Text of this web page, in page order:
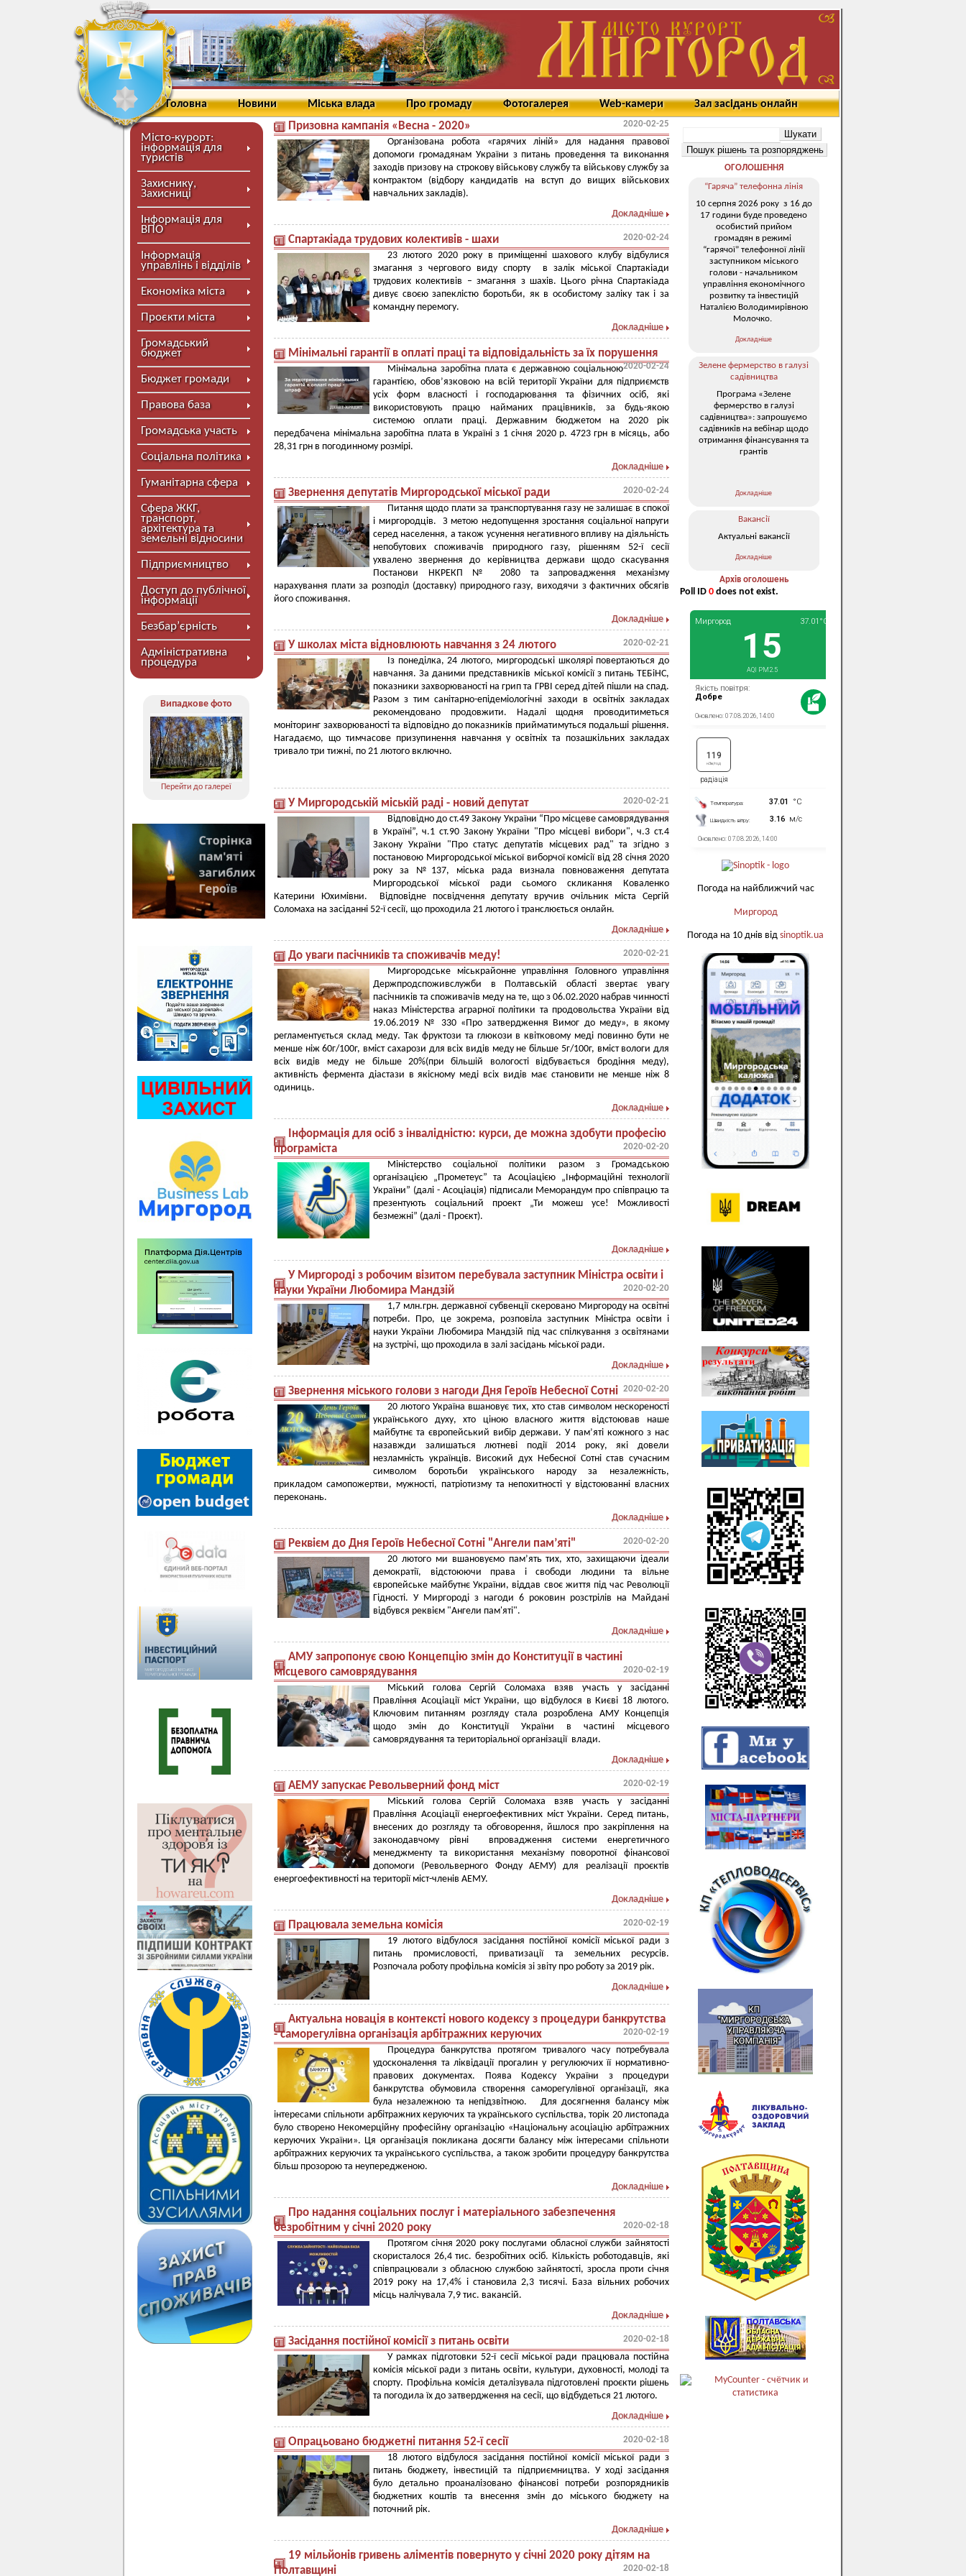
Головна Новини Міська влада Про громаду Фотогалерея Web-камери Зал засідань онлайн
Місто-курорт:
інформація для
туристів
Захиснику,
Захисниці
Інформація для
ВПО
Інформація
управлінь і відділів
Економіка міста
Проєкти міста
Громадський
бюджет
Бюджет громади
Правова база
Громадська участь
Соціальна політика
Гуманітарна сфера
Сфера ЖКГ,
транспорт,
архітектура та
земельні відносини
Підприємництво
Доступ до публічної
інформації
Безбар’єрність
Адміністративна
процедура
Випадкове фото
Перейти до галереї
Призовна кампанія «Весна - 2020» 2020-02-25
Організована робота «гарячих ліній» для надання правової
допомоги громадянам України з питань проведення та виконання
заходів призову на строкову військову службу та військову службу за
контрактом (відбору кандидатів на вступ до вищих військових
навчальних закладів).
Докладніше
Спартакіада трудових колективів - шахи 2020-02-24
23 лютого 2020 року в приміщенні шахового клубу відбулися
змагання з чергового виду спорту в залік міської Спартакіади
трудових колективів – змагання з шахів. Цього річна Спартакіада
дивує своєю запеклістю боротьби, як в особистому заліку так і за
командну перемогу.
Докладніше
Мінімальні гарантії в оплаті праці та відповідальність за їх порушення
2020-02-24
Мінімальна заробітна плата є державною соціальною
гарантією, обов’язковою на всій території України для підприємств
усіх форм власності і господарювання та фізичних осіб, які
використовують працю найманих працівників, за будь-якою
системою оплати праці. Державним бюджетом на 2020 рік
передбачена мінімальна заробітна плата в Україні з 1 січня 2020 р. 4723 грн в місяць, або
28,31 грн в погодинному розмірі.
Докладніше
Звернення депутатів Миргородської міської ради 2020-02-24
Питання щодо плати за транспортування газу не залишає в спокої
і миргородців. З метою недопущення зростання соціальної напруги
серед населення, а також усунення негативного впливу на діяльність
непобутових споживачів природного газу, рішенням 52-ї сесії
ухвалено звернення до керівництва держави щодо скасування
Постанови НКРЕКП № 2080 та запровадження механізму
нарахування плати за розподіл (доставку) природного газу, виходячи з фактичних обсягів
його споживання.
Докладніше
У школах міста відновлюють навчання з 24 лютого 2020-02-21
Із понеділка, 24 лютого, миргородські школярі повертаються до
навчання. За даними представників міської комісії з питань ТЕБіНС,
показники захворюваності на грип та ГРВІ серед дітей пішли на спад.
Разом з тим санітарно-епідеміологічні заходи в освітніх закладах
рекомендовано продовжити. Надалі щодня проводитиметься
моніторинг захворюваності та відповідно до показників прийматимуться подальші рішення.
Нагадаємо, що тимчасове призупинення навчання у освітніх та позашкільних закладах
тривало три тижні, по 21 лютого включно.
У Миргородській міській раді - новий депутат 2020-02-21
Відповідно до ст.49 Закону України “Про місцеве самоврядування
в Україні”, ч.1 ст.90 Закону України "Про місцеві вибори", ч.3 ст.4
Закону України "Про статус депутатів місцевих рад" та згідно з
постановою Миргородської міської виборчої комісії від 28 січня 2020
року за №137, міська рада визнала повноваження депутата
Миргородської міської ради сьомого скликання Коваленко
Катерини Юхимівни. Відповідне посвідчення депутату вручив очільник міста Сергій
Соломаха на засіданні 52-ї сесії, що проходила 21 лютого і транслюється онлайн.
Докладніше
До уваги пасічників та споживачів меду! 2020-02-21
Миргородське міськрайонне управління Головного управління
Держпродспоживслужби в Полтавській області звертає увагу
пасічників та споживачів меду на те, що з 06.02.2020 набрав чинності
наказ Міністерства аграрної політики та продовольства України від
19.06.2019 № 330 «Про затвердження Вимог до меду», в якому
регламентується склад меду. Так фруктози та глюкози в квітковому меді повинно бути не
менше ніж 60г/100г, вміст сахарози для всіх видів меду не більше 5г/100г, вміст вологи для
всіх видів меду не більше 20%(при більшій вологості відбувається бродіння меду),
активність фермента діастази в якісному меді всіх видів має становити не менше ніж 8
одиниць.
Докладніше
Інформація для осіб з інвалідністю: курси, де можна здобути професію
програміста
2020-02-20
Міністерство соціальної політики разом з Громадською
організацією „Прометеус” та Асоціацією „Інформаційні технології
України” (далі - Асоціація) підписали Меморандум про співпрацю та
презентують соціальний проект „Ти можеш усе! Можливості
безмежні” (далі - Проєкт).
Докладніше
У Миргороді з робочим візитом перебувала заступник Міністра освіти і
науки України Любомира Мандзій
2020-02-20
1,7 млн.грн. державної субвенції скеровано Миргороду на освітні
потреби. Про, це зокрема, розповіла заступник Міністра освіти і
науки України Любомира Мандзій під час спілкування з освітянами
на зустрічі, що проходила в залі засідань міської ради.
Докладніше
Звернення міського голови з нагоди Дня Героїв Небесної Сотні 2020-02-20
20 лютого Україна вшановує тих, хто став символом нескореності
українського духу, хто ціною власного життя відстоював наше
майбутнє та європейський вибір держави. У пам’яті кожного з нас
назавжди залишаться лютневі події 2014 року, які довели
незламність українців. Високий дух Небесної Сотні став сучасним
символом боротьби українського народу за незалежність,
прикладом самопожертви, мужності, патріотизму та непохитності у відстоюванні власних
переконань.
Докладніше
Реквієм до Дня Героїв Небесної Сотні "Ангели пам’яті" 2020-02-20
20 лютого ми вшановуємо пам’ять тих, хто, захищаючи ідеали
демократії, відстоюючи права і свободи людини та вільне
європейське майбутнє України, віддав своє життя під час Революції
Гідності. У Миргороді з нагоди 6 роковин розстрілів на Майдані
відбувся реквієм "Ангели пам'яті".
Докладніше
АМУ запропонує свою Концепцію змін до Конституції в частині
місцевого самоврядування
2020-02-19
Міський голова Сергій Соломаха взяв участь у засіданні
Правління Асоціації міст України, що відбулося в Києві 18 лютого.
Ключовим питанням розгляду стала розроблена АМУ Концепція
щодо змін до Конституції України в частині місцевого
самоврядування та територіальної організації влади.
Докладніше
АЕМУ запускає Револьверний фонд міст 2020-02-19
Міський голова Сергій Соломаха взяв участь у засіданні
Правління Асоціації енергоефективних міст України. Серед питань,
внесених до розгляду та обговорення, йшлося про закріплення на
законодавчому рівні впровадження системи енергетичного
менеджменту та використання механізму поворотної фінансової
допомоги (Револьверного Фонду АЕМУ) для реалізації проєктів
енергоефективності на території міст-членів АЕМУ.
Докладніше
Працювала земельна комісія 2020-02-19
19 лютого відбулося засідання постійної комісії міської ради з
питань промисловості, приватизації та земельних ресурсів.
Розпочала роботу профільна комісія зі звіту про роботу за 2019 рік.
Докладніше
Актуальна новація в контексті нового кодексу з процедури банкрутства
- саморегулівна організація арбітражних керуючих
2020-02-19
Процедура банкрутства протягом тривалого часу потребувала
удосконалення та ліквідації прогалин у регулюючих її нормативно-
правових документах. Поява Кодексу України з процедури
банкрутства обумовила створення саморегулівної організації, яка
була незалежною та непідзвітною. Для досягнення балансу між
інтересами спільноти арбітражних керуючих та українського суспільства, торік 20 листопада
було створено Некомерційну професійну організацію «Національну асоціацію арбітражних
керуючих України». Ця організація покликана досягти балансу між інтересами спільноти
арбітражних керуючих та українського суспільства, а також зробити процедуру банкрутства
більш прозорою та неупередженою.
Докладніше
Про надання соціальних послуг і матеріального забезпечення
безробітним у січні 2020 року
2020-02-18
Протягом січня 2020 року послугами обласної служби зайнятості
скористалося 26,4 тис. безробітних осіб. Кількість роботодавців, які
співпрацювали з обласною службою зайнятості, зросла проти січня
2019 року на 17,4% і становила 2,3 тисячі. База вільних робочих
місць налічувала 7,9 тис. вакансій.
Докладніше
Засідання постійної комісії з питань освіти 2020-02-18
У рамках підготовки 52-ї сесії міської ради працювала постійна
комісія міської ради з питань освіти, культури, духовності, молоді та
спорту. Профільна комісія деталізувала підготовлені проєкти рішень
та погодила їх до затвердження на сесії, що відбудеться 21 лютого.
Докладніше
Опрацьовано бюджетні питання 52-ї сесії 2020-02-18
18 лютого відбулося засідання постійної комісії міської ради з
питань бюджету, інвестицій та підприємництва. У ході засідання
було детально проаналізовано фінансові потреби розпорядників
бюджетних коштів та внесення змін до міського бюджету на
поточний рік.
Докладніше
19 мільйонів гривень аліментів повернуто у січні 2020 року дітям на
Полтавщині
2020-02-18
ОГОЛОШЕННЯ
“Гаряча” телефонна лінія
10 серпня 2026 року з 16 до
17 години буде проведено
особистий прийом
громадян в режимі
“гарячої” телефонної лінії
заступником міського
голови - начальником
управління економічного
розвитку та інвестицій
Наталією Володимирівною
Молочко.
Докладніше
Зелене фермерство в галузі
садівництва
Програма «Зелене
фермерство в галузі
садівництва»: запрошуємо
садівників на вебінар щодо
отримання фінансування та
грантів
Докладніше
Вакансії
Актуальні вакансії
Докладніше
Архів оголошень
Poll ID 0 does not exist.
Погода на найближчий час
Миргород
Погода на 10 днів від sinoptik.ua